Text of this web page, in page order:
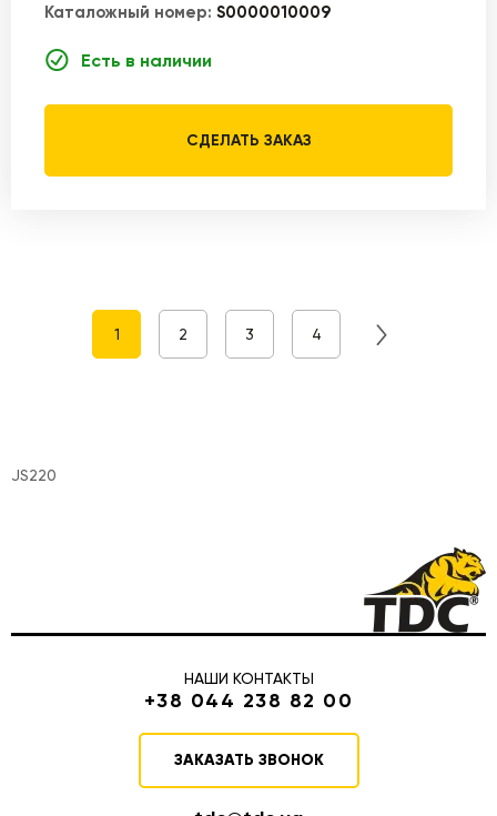
Каталожный номер: S0000010009
Есть в наличии
СДЕЛАТЬ ЗАКАЗ
1 2 3 4
JS220
НАШИ КОНТАКТЫ
+38 044 238 82 00
ЗАКАЗАТЬ ЗВОНОК